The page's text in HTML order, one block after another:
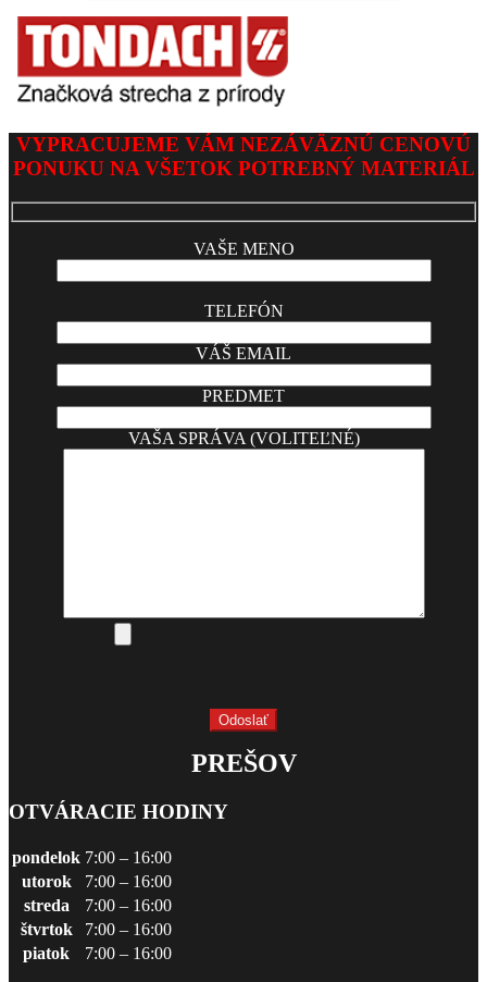
VYPRACUJEME VÁM NEZÁVÄZNÚ CENOVÚ
PONUKU NA VŠETOK POTREBNÝ MATERIÁL
VAŠE MENO
TELEFÓN
VÁŠ EMAIL
PREDMET
VAŠA SPRÁVA (VOLITEĽNÉ)
PREŠOV
OTVÁRACIE HODINY
pondelok 7:00 – 16:00
utorok
7:00 – 16:00
streda
7:00 – 16:00
štvrtok
7:00 – 16:00
piatok
7:00 – 16:00